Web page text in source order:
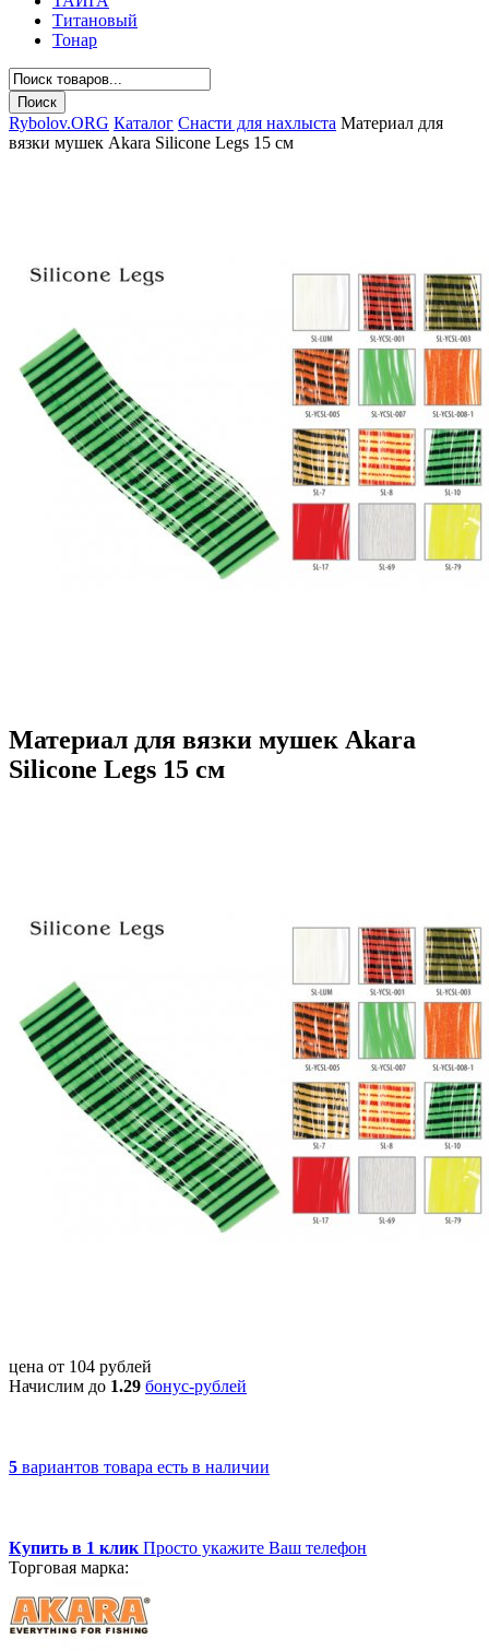
Титановый
Тонар
Rybolov.ORG Каталог Снасти для нахлыста Материал для
вязки мушек Akara Silicone Legs 15 см
Материал для вязки мушек Akara
Silicone Legs 15 см
цена от 104 рублей
Начислим до 1.29 бонус-рублей
5 вариантов товара есть в наличии
Купить в 1 клик Просто укажите Ваш телефон
Торговая марка: